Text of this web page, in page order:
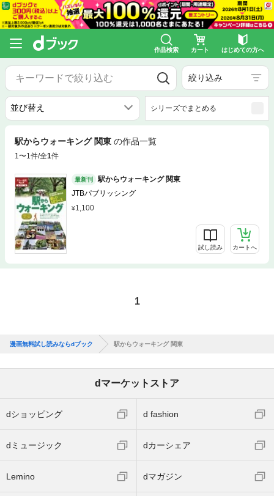
作品検索 カート はじめての方へ
絞り込み
シリーズでまとめる
駅からウォーキング 関東 の作品一覧
1〜1件/全1件
最新刊
駅からウォーキング 関東
JTBパブリッシング
1,100
試し読み カートへ
1
漫画無料試し読みならdブック 駅からウォーキング 関東
dマーケットストア
dショッピング d fashion
dミュージック dカーシェア
Lemino dマガジン